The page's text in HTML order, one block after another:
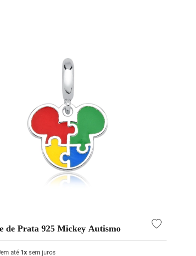
de Prata 925 Mickey Autismo
em até 1x sem juros